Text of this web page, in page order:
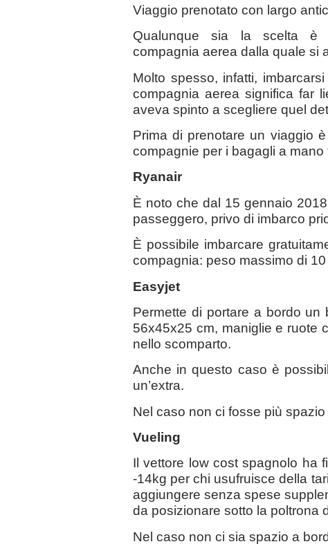
Viaggio prenotato con largo
Qualunque sia la scelta è
compagnia aerea dalla quale si
Molto spesso, infatti,
compagnia aerea significa far
aveva spinto a scegliere quel
Prima di prenotare un viaggio
compagnie per i bagagli a mano
Ryanair
È noto che dal 15 gennaio
passeggero, privo di imbarco
È possibile imbarcare
compagnia: peso massimo di
Easyjet
Permette di portare a bordo
56x45x25 cm, maniglie e ruote
nello scomparto.
Anche in questo caso è
un’extra.
Nel caso non ci fosse più
Vueling
Il vettore low cost spagnolo ha
-14kg per chi usufruisce della
aggiungere senza spese
da posizionare sotto la poltrona
Nel caso non ci sia spazio a